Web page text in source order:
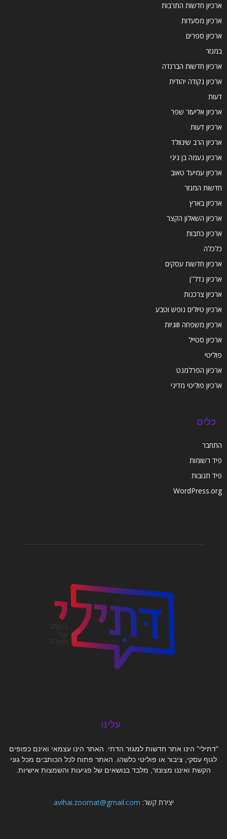
ארכיון חדשות התרבות
ארכיון מסעדות
ארכיון ספרים
במגזר
ארכיון חדשות הברנז'ה
ארכיון נקודה יהודית
דעות
ארכיון אליעזר שפר
ארכיון דעות
ארכיון הרב שינוולד
ארכיון נעמה בן גיגי
ארכיון עמיעד טאוב
חדשות המגזר
ארכיון בארץ
ארכיון השאלון הקצר
ארכיון כתבות
כלכלה
ארכיון חדשות עסקים
ארכיון נדל''ן
ארכיון צרכנות
ארכיון טיולים נופש וטבע
ארכיון משפחה וזוגיות
ארכיון סטייל
פוליטי
ארכיון הפרלמנט
ארכיון פוליטי מדיני
כלים
התחבר
פיד רשומות
פיד תגובות
WordPress.org
עלינו
"דתילי" הינו אתר חדשות למגזר הדתי. האתר הינו עצמאי ואינם כפופים
לגוף עסקי, ציבור או פוליטי כלשהו. האתר פתוח לכל הכותבים מכל גוני
הקשת ואיננו מצונזר, מלבד בנושאים של פגיעות והשמצות אישיות.
יצירת קשר: avihai.zoomat@gmail.com